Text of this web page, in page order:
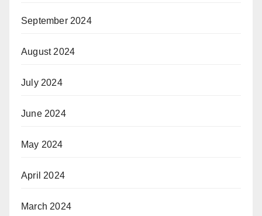
September 2024
August 2024
July 2024
June 2024
May 2024
April 2024
March 2024